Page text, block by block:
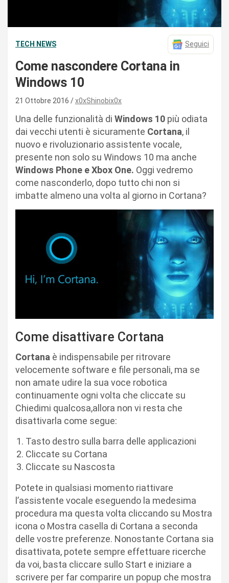
TECH NEWS Seguici
Come nascondere Cortana in
Windows 10
21 Ottobre 2016 x0xShinobix0x
Una delle funzionalità di Windows 10 più odiata
dai vecchi utenti è sicuramente Cortana, il
nuovo e rivoluzionario assistente vocale,
presente non solo su Windows 10 ma anche
Windows Phone e Xbox One. Oggi vedremo
come nasconderlo, dopo tutto chi non si
imbatte almeno una volta al giorno in Cortana?
Come disattivare Cortana
Cortana è indispensabile per ritrovare
velocemente software e file personali, ma se
non amate udire la sua voce robotica
continuamente ogni volta che cliccate su
Chiedimi qualcosa,allora non vi resta che
disattivarla come segue:
Tasto destro sulla barra delle applicazioni
Cliccate su Cortana
Cliccate su Nascosta
Potete in qualsiasi momento riattivare
l’assistente vocale eseguendo la medesima
procedura ma questa volta cliccando su Mostra
icona o Mostra casella di Cortana a seconda
delle vostre preferenze. Nonostante Cortana sia
disattivata, potete sempre effettuare ricerche
da voi, basta cliccare sullo Start e iniziare a
scrivere per far comparire un popup che mostra